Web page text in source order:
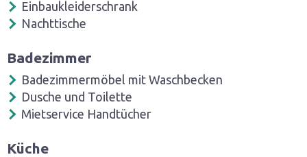
Einbaukleiderschrank
Nachttische
Badezimmer
Badezimmermöbel mit Waschbecken
Dusche und Toilette
Mietservice Handtücher
Küche